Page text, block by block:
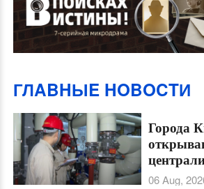
ГЛABHЫE HOBOCTИ
Города
06 Aug,